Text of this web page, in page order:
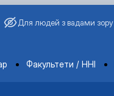
Для людей з вадами зору
Факультети / ННІ